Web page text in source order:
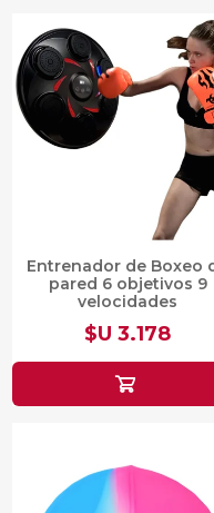
Entrenador de Boxeo
pared 6 objetivos 9
velocidades
$U 3.178